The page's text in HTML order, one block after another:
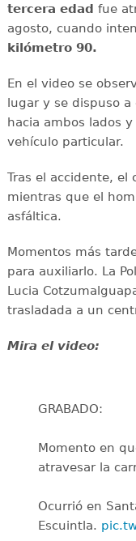
tercera edad fue
agosto, cuando
kilómetro 90.
En el video se
lugar y se dispuso
hacia ambos lados
vehículo particular.
Tras el accidente, el
mientras que el
asfáltica.
Momentos más
para auxiliarlo. La
Lucia
trasladada a un
Mira el video:
GRABADO:
Momento en
atravesar la
Ocurrió en
Escuintla.